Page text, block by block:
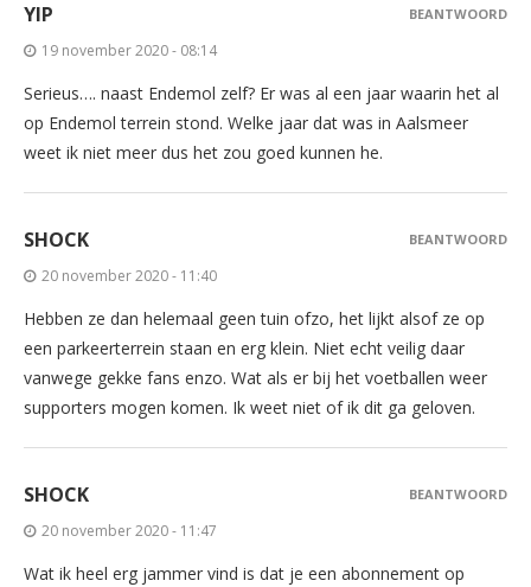
YIP
19 november 2020 - 08:14
Serieus…. naast Endemol zelf? Er was al een jaar waarin het al
op Endemol terrein stond. Welke jaar dat was in Aalsmeer
weet ik niet meer dus het zou goed kunnen he.
BEANTWOORD
SHOCK
20 november 2020 - 11:40
Hebben ze dan helemaal geen tuin ofzo, het lijkt alsof ze op
een parkeerterrein staan en erg klein. Niet echt veilig daar
vanwege gekke fans enzo. Wat als er bij het voetballen weer
supporters mogen komen. Ik weet niet of ik dit ga geloven.
BEANTWOORD
SHOCK
20 november 2020 - 11:47
Wat ik heel erg jammer vind is dat je een abonnement op
BEANTWOORD